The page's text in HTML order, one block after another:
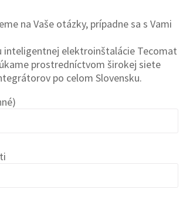
na Vaše otázky, prípadne sa s Vami
inteligentnej elektroinštalácie Tecomat
prostredníctvom širokej siete
po celom Slovensku.